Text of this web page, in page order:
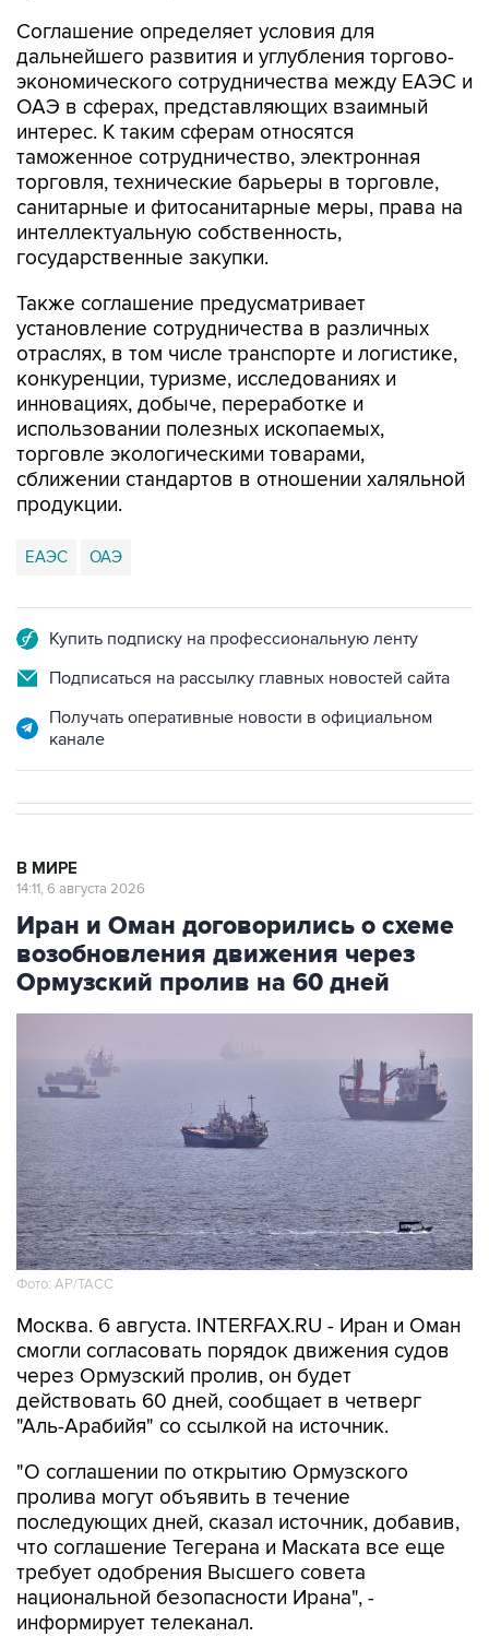
Соглашение определяет условия для
дальнейшего развития и углубления торгово-
экономического сотрудничества между ЕАЭС и
ОАЭ в сферах, представляющих взаимный
интерес. К таким сферам относятся
таможенное сотрудничество, электронная
торговля, технические барьеры в торговле,
санитарные и фитосанитарные меры, права на
интеллектуальную собственность,
государственные закупки.
Также соглашение предусматривает
установление сотрудничества в различных
отраслях, в том числе транспорте и логистике,
конкуренции, туризме, исследованиях и
инновациях, добыче, переработке и
использовании полезных ископаемых,
торговле экологическими товарами,
сближении стандартов в отношении халяльной
продукции.
ЕАЭС ОАЭ
Купить подписку на профессиональную ленту
Подписаться на рассылку главных новостей сайта
Получать оперативные новости в официальном
канале
В МИРЕ
14:11, 6 августа 2026
Иран и Оман договорились о схеме
возобновления движения через
Ормузский пролив на 60 дней
Фото: AP/ТАСС
Москва. 6 августа. INTERFAX.RU - Иран и Оман
смогли согласовать порядок движения судов
через Ормузский пролив, он будет
действовать 60 дней, сообщает в четверг
"Аль-Арабийя" со ссылкой на источник.
"О соглашении по открытию Ормузского
пролива могут объявить в течение
последующих дней, сказал источник, добавив,
что соглашение Тегерана и Маската все еще
требует одобрения Высшего совета
национальной безопасности Ирана", -
информирует телеканал.